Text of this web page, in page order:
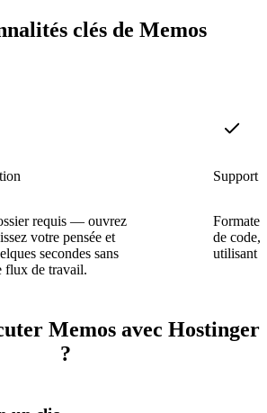
clés de Memos
requis — ouvrez
votre pensée et
secondes sans
flux de travail.
Support
de code,
utilisant
Memos avec Hostinger
?